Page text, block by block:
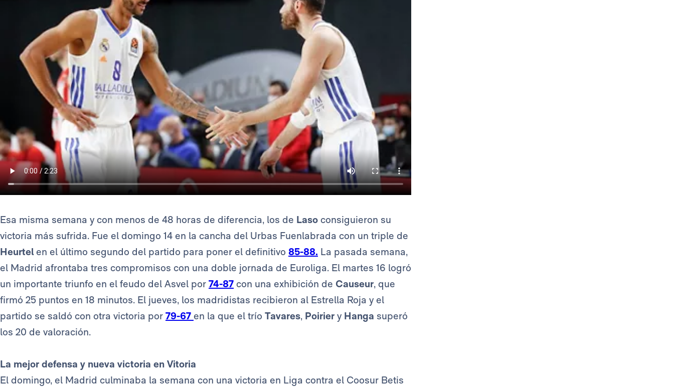
Esa misma semana y con menos de 48 horas de diferencia, los de Laso consiguieron su
victoria más sufrida. Fue el domingo 14 en la cancha del Urbas Fuenlabrada con un triple de
Heurtelen el último segundo del partido para poner el definitivo 85-88. La pasada semana,
el Madrid afrontaba tres compromisos con una doble jornada de Euroliga. El martes 16 logró
un importante triunfo en el feudo del Asvel por 74-87 con una exhibición de Causeur, que
firmó 25 puntos en 18 minutos. El jueves, los madridistas recibieron al Estrella Roja y el
partido se saldó con otra victoria por 79-67 en la que el trío Tavares, Poirier y Hanga superó
los 20 de valoración.
La mejor defensa y nueva victoria en Vitoria
El domingo, el Madrid culminaba la semana con una victoria en Liga contra el Coosur Betis